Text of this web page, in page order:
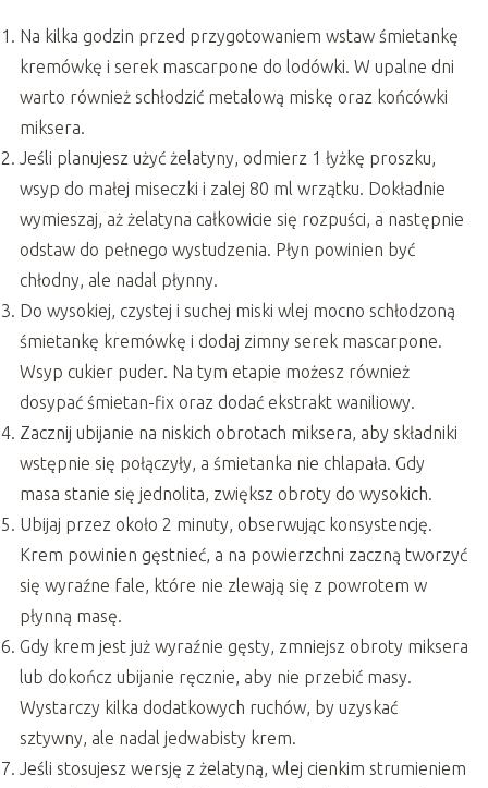
Na kilka godzin przed przygotowaniem wstaw śmietankę
kremówkę i serek mascarpone do lodówki. W upalne dni
warto również schłodzić metalową miskę oraz końcówki
miksera.
Jeśli planujesz użyć żelatyny, odmierz 1 łyżkę proszku,
wsyp do małej miseczki i zalej 80 ml wrzątku. Dokładnie
wymieszaj, aż żelatyna całkowicie się rozpuści, a następnie
odstaw do pełnego wystudzenia. Płyn powinien być
chłodny, ale nadal płynny.
Do wysokiej, czystej i suchej miski wlej mocno schłodzoną
śmietankę kremówkę i dodaj zimny serek mascarpone.
Wsyp cukier puder. Na tym etapie możesz również
dosypać śmietan-fix oraz dodać ekstrakt waniliowy.
Zacznij ubijanie na niskich obrotach miksera, aby składniki
wstępnie się połączyły, a śmietanka nie chlapała. Gdy
masa stanie się jednolita, zwiększ obroty do wysokich.
Ubijaj przez około 2 minuty, obserwując konsystencję.
Krem powinien gęstnieć, a na powierzchni zaczną tworzyć
się wyraźne fale, które nie zlewają się z powrotem w
płynną masę.
Gdy krem jest już wyraźnie gęsty, zmniejsz obroty miksera
lub dokończ ubijanie ręcznie, aby nie przebić masy.
Wystarczy kilka dodatkowych ruchów, by uzyskać
sztywny, ale nadal jedwabisty krem.
Jeśli stosujesz wersję z żelatyną, wlej cienkim strumieniem